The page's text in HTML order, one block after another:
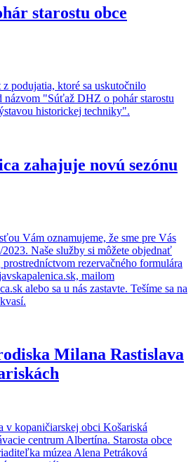
starostu obce
podujatia, ktoré sa uskutočnilo
názvom "Súťaž DHZ o pohár starostu
historickej techniky".
zahajuje novú sezónu
Vám oznamujeme, že sme pre Vás
Naše služby si môžete objednať
rezervačného formulára
mailom
alebo sa u nás zastavte. Tešíme sa na
Milana Rastislava
v kopaničiarskej obci Košariská
centrum Albertína. Starosta obce
múzea Alena Petráková